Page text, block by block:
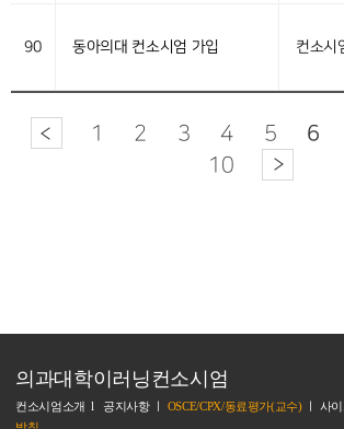
90 동아의대 컨소시엄 가입 컨소시
1 2 3 4 5 6
10
의과대학이러닝컨소시엄
컨소시엄소개 l 공지사항ㅣ OSCE/CPX/동료평가(교수)ㅣ 사